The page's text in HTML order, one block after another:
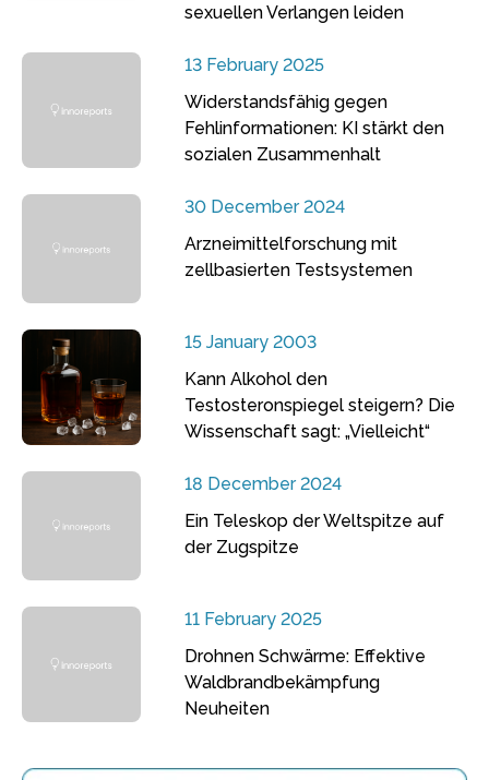
sexuellen Verlangen leiden
13 February 2025
Widerstandsfähig gegen
Fehlinformationen: KI stärkt den
sozialen Zusammenhalt
30 December 2024
Arzneimittelforschung mit
zellbasierten Testsystemen
15 January 2003
Kann Alkohol den
Testosteronspiegel steigern? Die
Wissenschaft sagt: „Vielleicht“
18 December 2024
Ein Teleskop der Weltspitze auf
der Zugspitze
11 February 2025
Drohnen Schwärme: Effektive
Waldbrandbekämpfung
Neuheiten